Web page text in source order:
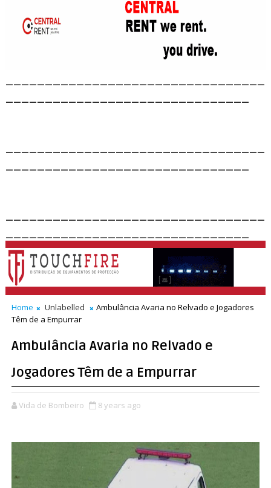
Home Unlabelled
Ambulância Avaria no Relvado e Jogadores
Têm de a Empurrar
Ambulância Avaria no Relvado e
Jogadores Têm de a Empurrar
Vida de Bombeiro 8 years ago